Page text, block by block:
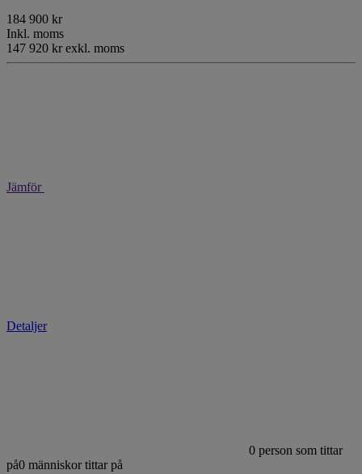
184 900 kr
Inkl. moms
147 920 kr exkl. moms
Jämför
Detaljer
0 person som tittar
på0 människor tittar på